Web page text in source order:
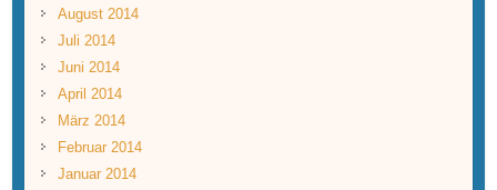
August 2014
Juli 2014
Juni 2014
April 2014
März 2014
Februar 2014
Januar 2014